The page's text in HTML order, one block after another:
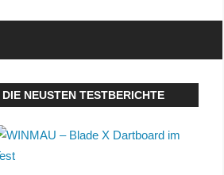
DIE NEUSTEN TESTBERICHTE